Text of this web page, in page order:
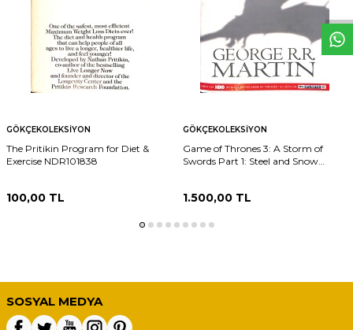
GÖKÇEKOLEKSIYON
The Pritikin Program for Diet &
Exercise NDR101838
100,00 TL
GÖKÇEKOLEKSIYON
Game of Thrones 3: A Storm of
Swords Part 1: Steel and Snow
1.500,00TL
SOSYAL MEDYA